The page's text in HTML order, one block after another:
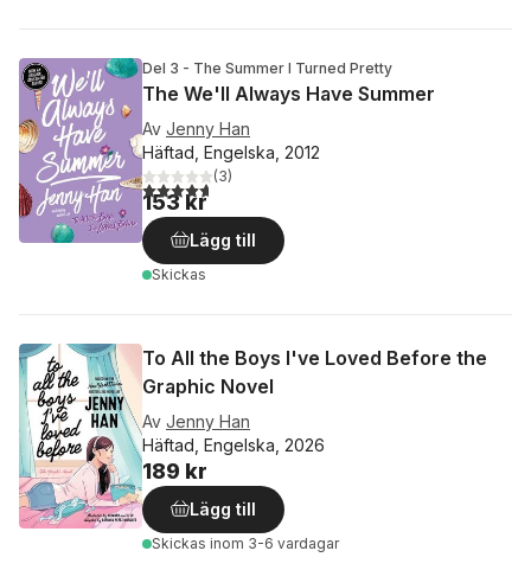
Del 3 - The Summer I Turned Pretty
The We'll Always Have Summer
Av Jenny Han
Häftad, Engelska, 2012
4,7utav 5 stjärnor. Totalt antal röster:
(3)
153 kr
Lägg till
Skickas
To All the Boys I've Loved Before the
Graphic Novel
Av Jenny Han
Häftad, Engelska, 2026
189 kr
Lägg till
Skickas inom 3-6 vardagar